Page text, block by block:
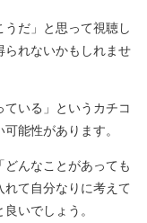
だ」と思って視聴し
られないかもしれませ
いる」というカチコ
能性があります。
んなことがあっても
れて自分なりに考えて
いでしょう。